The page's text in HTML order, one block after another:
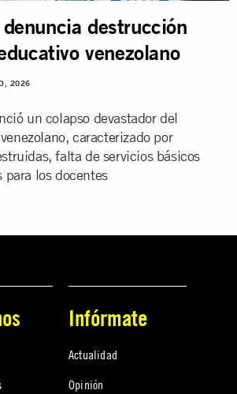
denuncia destrucción
venezolano
2026
un colapso devastador del
caracterizado por
falta de servicios básicos
para los docentes
Infórmate
Actualidad
Opinión